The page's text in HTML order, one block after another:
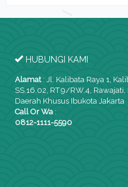
HUBUNGI KAMI
Alamat: Jl. Kalibata Raya 1,
SS.16.02, RT.9/RW.4,
Daerah Khusus Ibukota Jakarta
Call Or Wa :
0812-1111-5590